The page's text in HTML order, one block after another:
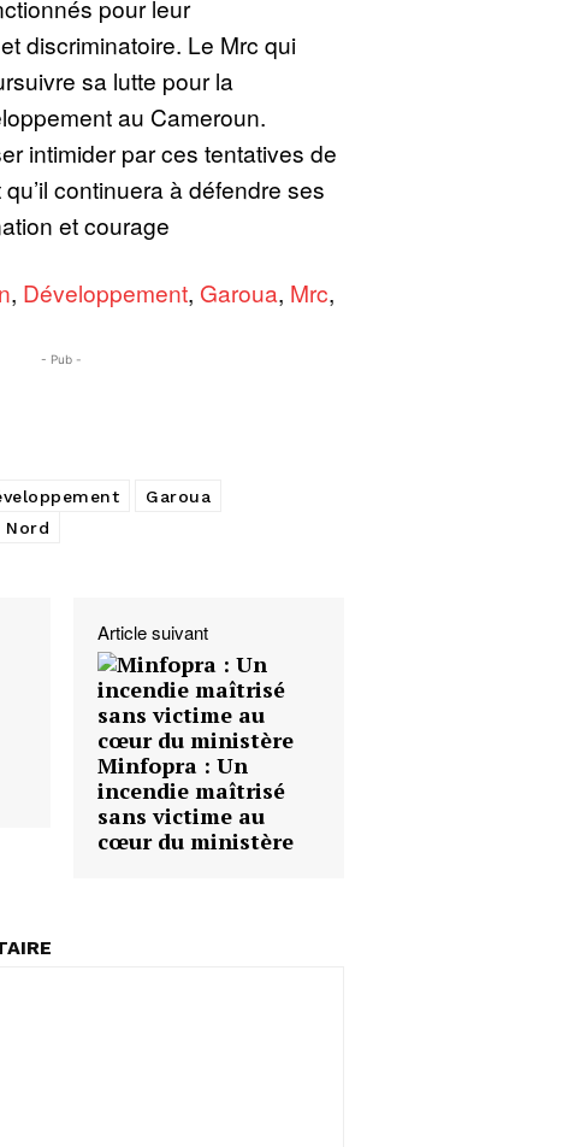
pour leur
discriminatoire. Le Mrc qui
sa lutte pour la
au Cameroun.
intimider par ces tentatives de
continuera à défendre ses
et courage
, Développement, Garoua, Mrc,
- Pub -
Garoua
Nord
Article suivant
Minfopra : Un
incendie maîtrisé
sans victime au
cœur du ministère